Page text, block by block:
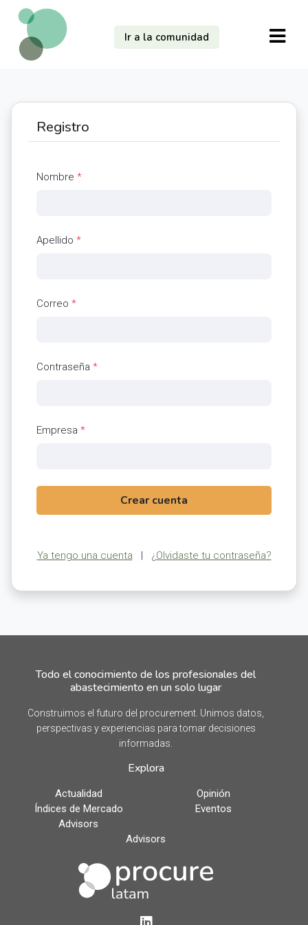
Ir a la comunidad
Registro
Nombre *
Apellido *
Correo *
Contraseña *
Empresa *
Crear cuenta
Ya tengo una cuenta | ¿Olvidaste tu contraseña?
Todo el conocimiento de los profesionales del
abastecimiento en un solo lugar
Construimos el futuro del procurement. Unimos datos,
perspectivas y experiencias para tomar decisiones
informadas.
Explora
Actualidad
Opinión
Índices de Mercado
Eventos
Advisors
Advisors
LinkedIn